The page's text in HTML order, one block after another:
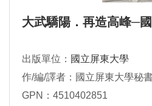
大武驕陽．再造高峰─
出版單位： 國立屏東大學
作/編/譯者：國立屏東大學秘
GPN：4510402851